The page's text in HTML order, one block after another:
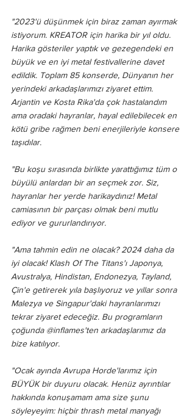
"2023'ü düşünmek için biraz zaman ayırmak
istiyorum. KREATOR için harika bir yıl oldu.
Harika gösteriler yaptık ve gezegendeki en
büyük ve en iyi metal festivallerine davet
edildik. Toplam 85 konserde, Dünyanın her
yerindeki arkadaşlarımızı ziyaret ettim.
Arjantin ve Kosta Rika'da çok hastalandım
ama oradaki hayranlar, hayal edilebilecek en
kötü gribe rağmen beni enerjileriyle konsere
taşıdılar.
"Bu koşu sırasında birlikte yarattığımız tüm o
büyülü anlardan bir an seçmek zor. Siz,
hayranlar her yerde harikaydınız! Metal
camiasının bir parçası olmak beni mutlu
ediyor ve gururlandırıyor.
"Ama tahmin edin ne olacak? 2024 daha da
iyi olacak! Klash Of The Titans'ı Japonya,
Avustralya, Hindistan, Endonezya, Tayland,
Çin'e getirerek yıla başlıyoruz ve yıllar sonra
Malezya ve Singapur'daki hayranlarımızı
tekrar ziyaret edeceğiz. Bu programların
çoğunda @inflames'ten arkadaşlarımız da
bize katılıyor.
"Ocak ayında Avrupa Horde'larımız için
BÜYÜK bir duyuru olacak. Henüz ayrıntılar
hakkında konuşamam ama size şunu
söyleyeyim: hiçbir thrash metal manyağı